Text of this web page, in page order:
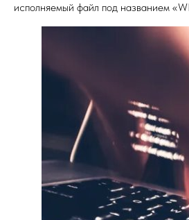
исполняемый файл под названием